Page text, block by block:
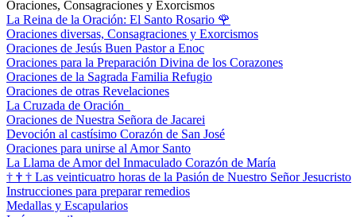
Oraciones, Consagraciones y Exorcismos
La Reina de la Oración: El Santo Rosario 🌹
Oraciones diversas, Consagraciones y Exorcismos
Oraciones de Jesús Buen Pastor a Enoc
Oraciones para la Preparación Divina de los Corazones
Oraciones de la Sagrada Familia Refugio
Oraciones de otras Revelaciones
La Cruzada de Oración
Oraciones de Nuestra Señora de Jacarei
Devoción al castísimo Corazón de San José
Oraciones para unirse al Amor Santo
La Llama de Amor del Inmaculado Corazón de María
† † † Las veinticuatro horas de la Pasión de Nuestro Señor Jesucristo
Instrucciones para preparar remedios
Medallas y Escapularios